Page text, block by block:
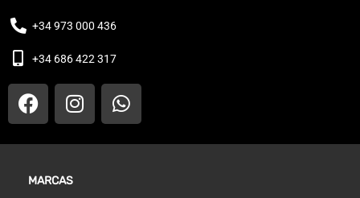
+34 973 000 436
+34 686 422 317
MARCAS